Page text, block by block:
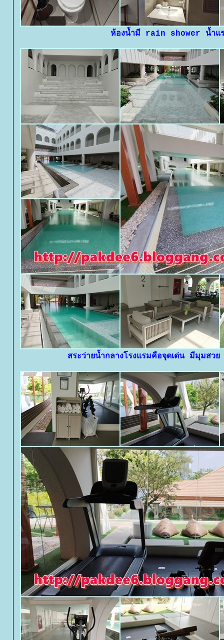
ห้องน้ำมี rain shower น้ำแ
สระว่ายน้ำกลางโรงแรมคือจุดเด่น มีมุมสว